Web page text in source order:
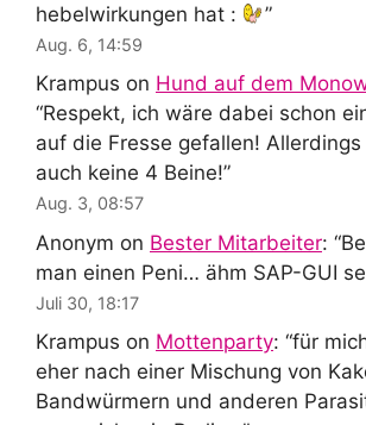
hebelwirkungen hat :
”
Aug. 6, 14:59
Krampus on Hund auf dem
“Respekt, ich wäre dabei schon
auf die Fresse gefallen!
auch keine 4 Beine!”
Aug. 3, 08:57
Anonym on Bester Mitarbeiter: “
man einen Peni… ähm SAP-GUI
Juli 30, 18:17
Krampus on Mottenparty: “für
eher nach einer Mischung von
Bandwürmern und anderen